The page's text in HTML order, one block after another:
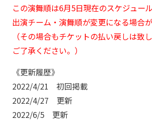
この演舞順は6月5日現在のスケジュール
出演チーム・演舞順が変更になる場合が
（その場合もチケットの払い戻しは致
ご了承ください。）
《更新履歴》
2022/4/21 初回掲載
2022/4/27 更新
2022/6/5 更新